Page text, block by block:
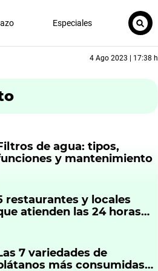
Especiales
4 Ago 2023 | 17:38 h
de agua: tipos,
y mantenimiento
restaurantes y locales
atienden las 24 horas
7 variedades de
más consumidas